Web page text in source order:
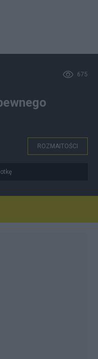
675
ROZMAITOŚCI